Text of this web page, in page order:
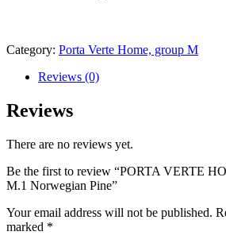
Category: Porta Verte Home, group M
Reviews (0)
Reviews
There are no reviews yet.
Be the first to review “PORTA VERTE
M.1 Norwegian Pine”
Your email address will not be published.
marked *